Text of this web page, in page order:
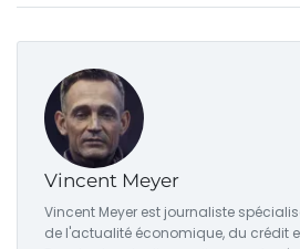
Vincent Meyer
Vincent Meyer est journaliste
de l'actualité économique, du crédit